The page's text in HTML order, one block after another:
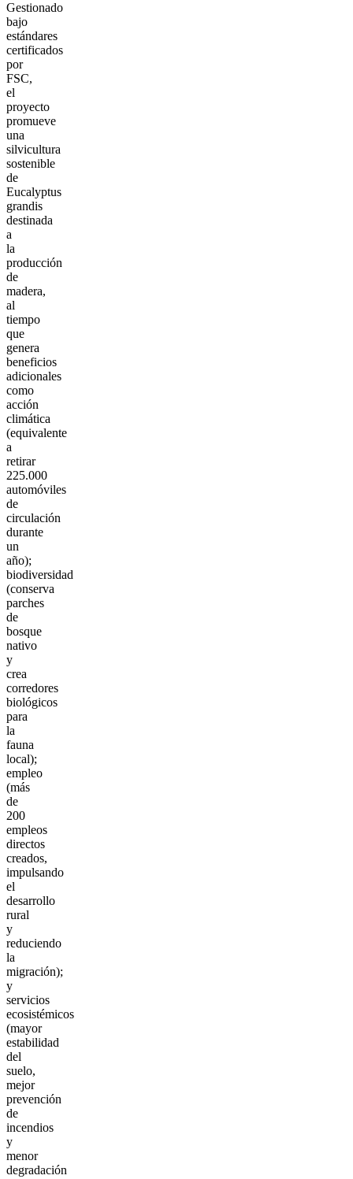
Gestionado
bajo
estándares
certificados
por
FSC,
el
proyecto
promueve
una
silvicultura
sostenible
de
Eucalyptus
grandis
destinada
a
la
producción
de
madera,
al
tiempo
que
genera
beneficios
adicionales
como
acción
climática
(equivalente
a
retirar
225.000
automóviles
de
circulación
durante
un
año);
biodiversidad
(conserva
parches
de
bosque
nativo
y
crea
corredores
biológicos
para
la
fauna
local);
empleo
(más
de
200
empleos
directos
creados,
impulsando
el
desarrollo
rural
y
reduciendo
la
migración);
y
servicios
ecosistémicos
(mayor
estabilidad
del
suelo,
mejor
prevención
de
incendios
y
menor
degradación